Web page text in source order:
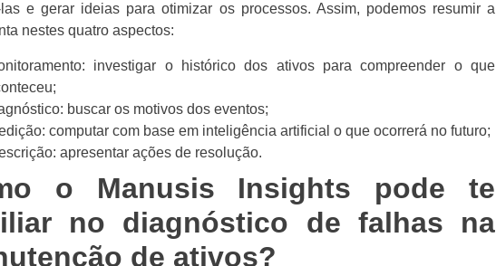
las e gerar ideias para otimizar os processos. Assim, podemos resumir a
nestes quatro aspectos:
investigar o histórico dos ativos para compreender o que
buscar os motivos dos eventos;
computar com base em inteligência artificial o que ocorrerá no futuro;
apresentar ações de resolução.
o Manusis Insights pode te
no diagnóstico de falhas na
de ativos?